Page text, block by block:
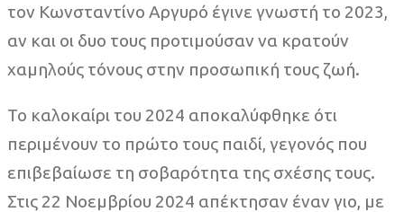
τον Κωνσταντίνο Αργυρό έγινε γνωστή το 2023,
αν και οι δυο τους προτιμούσαν να κρατούν
χαμηλούς τόνους στην προσωπική τους ζωή.
Το καλοκαίρι του 2024 αποκαλύφθηκε ότι
περιμένουν το πρώτο τους παιδί, γεγονός που
επιβεβαίωσε τη σοβαρότητα της σχέσης τους.
Στις 22 Νοεμβρίου 2024 απέκτησαν έναν γιο, με